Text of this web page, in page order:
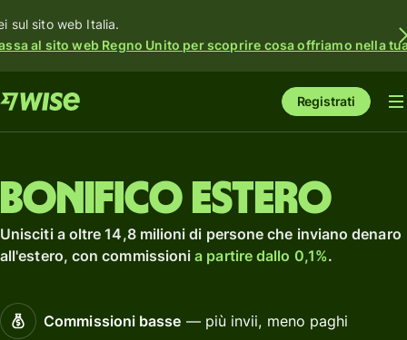
sul sito web Italia.
al sito web Regno Unito per scoprire cosa offriamo nella
Registrati
Bonifico estero
Unisciti a oltre 14,8 milioni di persone che inviano denaro
all'estero, con commissionia partire dallo 0,1%.
Commissioni basse — più invii, meno paghi